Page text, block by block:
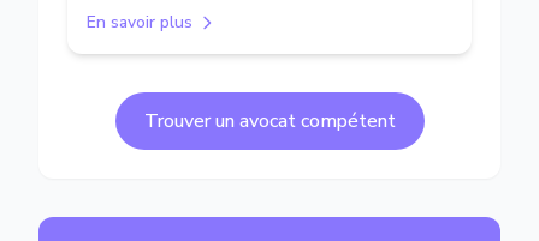
En savoir plus
Trouver un avocat compétent